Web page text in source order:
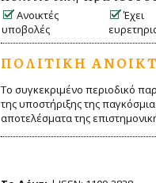
Ανοικτές
υποβολές
Έχει
ΠΟΛΙΤΙΚΉ
Το συγκεκριμένο περιοδικό
της υποστήριξης της
αποτελέσματα της